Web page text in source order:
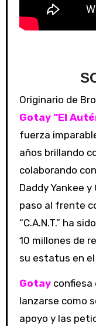
Originario de
Gotay “El
fuerza
años brillando
colaborando
Daddy Yankee y
paso al frente
“C.A.N.T.” ha
10 millones de
su estatus en
Gotayconfiesa
lanzarse como
apoyo y las